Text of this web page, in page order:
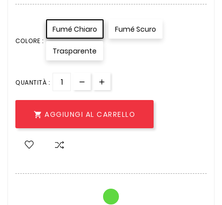
COLORE :
Fumé Chiaro Fumé Scuro
Trasparente
QUANTITÀ :
 AGGIUNGI AL CARRELLO